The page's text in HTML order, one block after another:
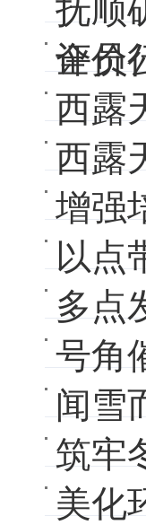
抚顺
评价
全员
西露
西露
增强
以点
多点
号角
闻雪
筑牢
美化